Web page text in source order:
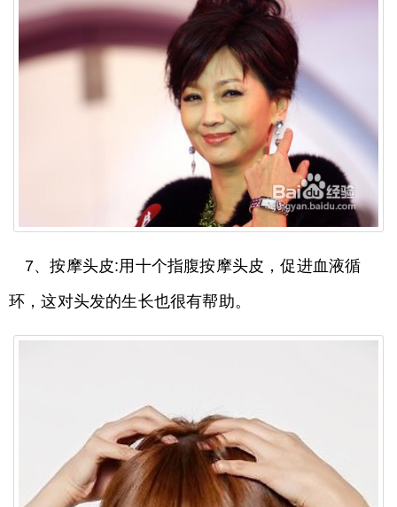
7、按摩头皮:用十个指腹按摩头皮，促进血液循
环，这对头发的生长也很有帮助。